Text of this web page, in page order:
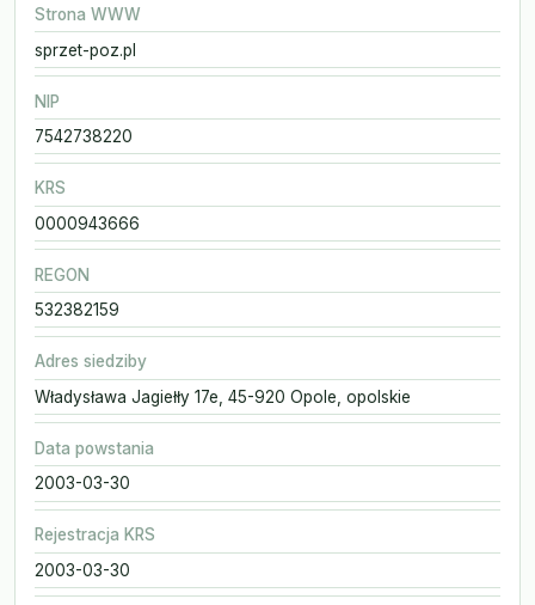
Strona WWW
sprzet-poz.pl
NIP
7542738220
KRS
0000943666
REGON
532382159
Adres siedziby
Władysława Jagiełły 17e, 45-920 Opole, opolskie
Data powstania
2003-03-30
Rejestracja KRS
2003-03-30